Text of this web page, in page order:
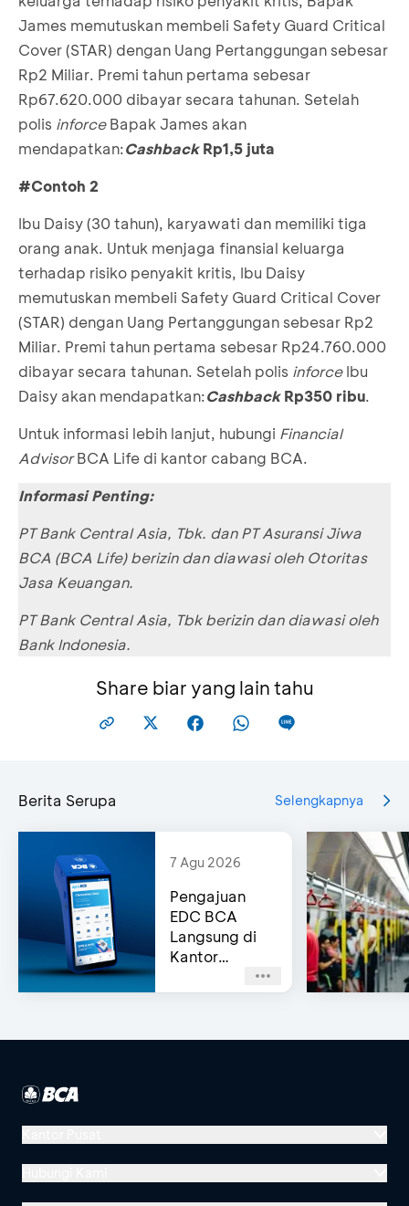
James memutuskan membeli Safety Guard Critical
Cover (STAR) dengan Uang Pertanggungan sebesar
Rp2 Miliar. Premi tahun pertama sebesar
Rp67.620.000 dibayar secara tahunan. Setelah
polis inforceBapak James akan
mendapatkan:CashbackRp1,5 juta
#Contoh 2
Ibu Daisy (30 tahun), karyawati dan memiliki tiga
orang anak. Untuk menjaga finansial keluarga
terhadap risiko penyakit kritis, Ibu Daisy
memutuskan membeli Safety Guard Critical Cover
(STAR) dengan Uang Pertanggungan sebesar Rp2
Miliar. Premi tahun pertama sebesar Rp24.760.000
dibayar secara tahunan. Setelah polis inforceIbu
Daisy akan mendapatkan:CashbackRp350 ribu.
Untuk informasi lebih lanjut, hubungi Financial
AdvisorBCA Life di kantor cabang BCA.
Informasi Penting:
PT Bank Central Asia, Tbk. dan PT Asuransi Jiwa
BCA (BCA Life) berizin dan diawasi oleh Otoritas
Jasa Keuangan.
PT Bank Central Asia, Tbk berizin dan diawasi oleh
Bank Indonesia.
Share biar yang lain tahu
Berita Serupa Selengkapnya
7 Agu 2026
Pengajuan
EDC BCA
Langsung di
Kantor
(Same-Day
Menara BCA, Grand Indonesia
Jl. MH Thamrin No. 1